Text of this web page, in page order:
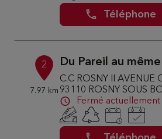
Téléphone
2
7.97 km
Du Pareil au
C.C ROSNY II AVENUE
93110 ROSNY SOUS
Fermé actuellement